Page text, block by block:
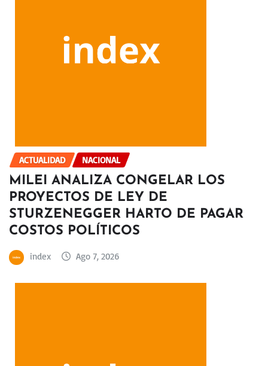
ACTUALIDAD NACIONAL
MILEI ANALIZA CONGELAR LOS
PROYECTOS DE LEY DE
STURZENEGGER HARTO DE PAGAR
COSTOS POLÍTICOS
index Ago 7, 2026